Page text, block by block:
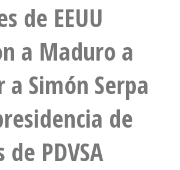
de EEUU
a Maduro a
Simón Serpa
de
de PDVSA